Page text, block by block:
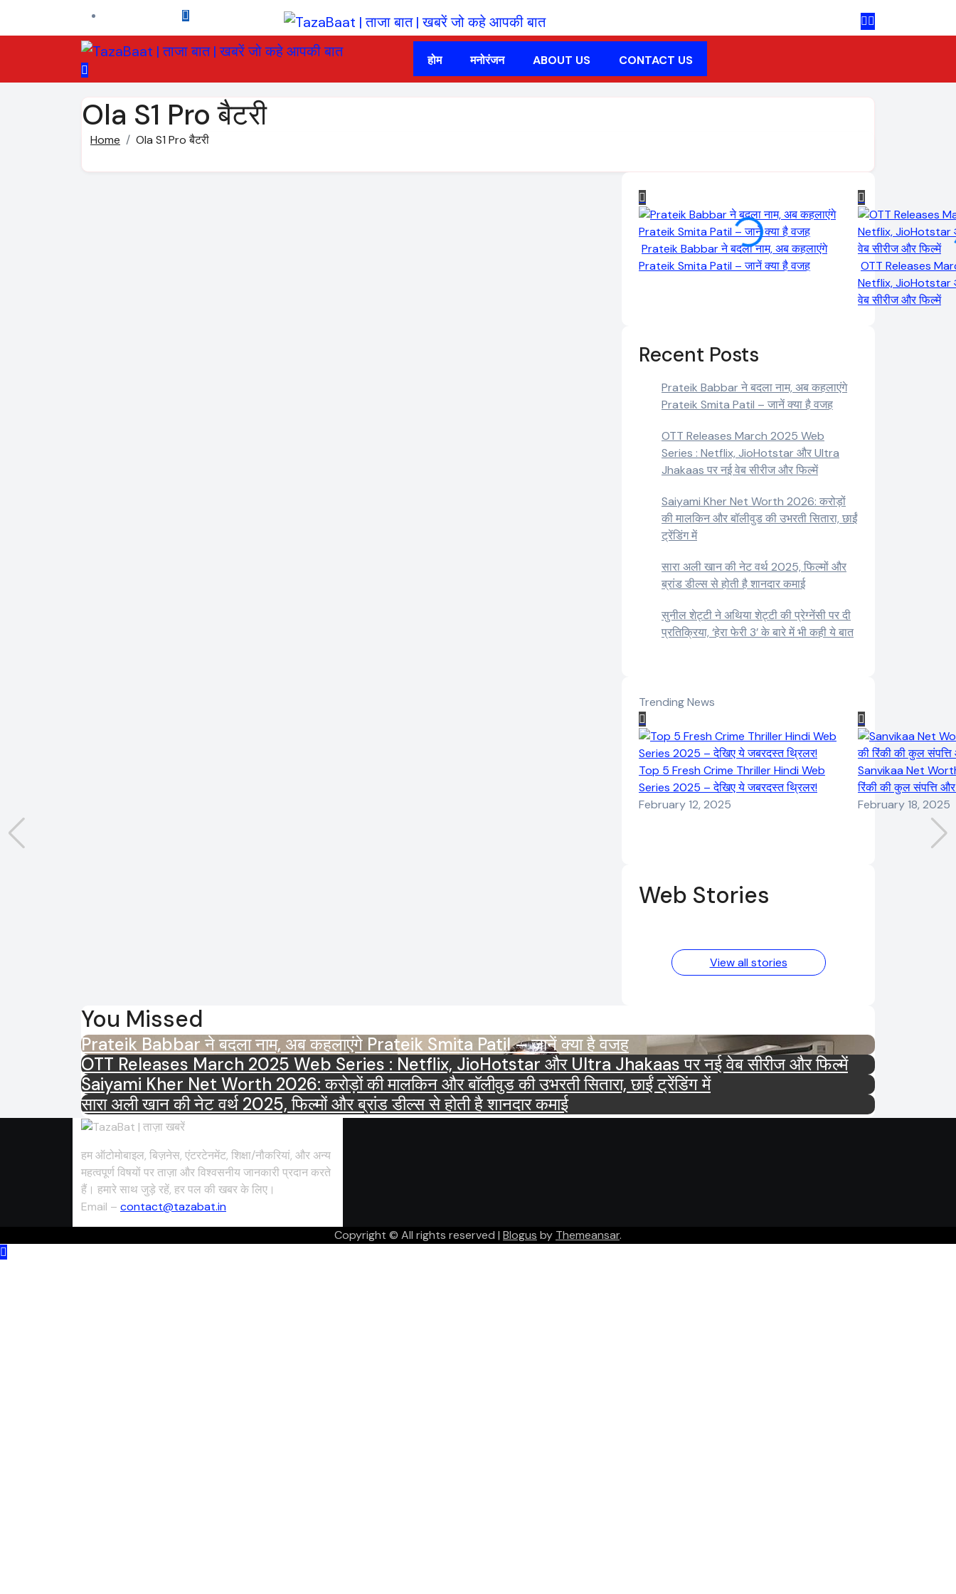
होम
मनोरंजन ABOUT US CONTACT US
Ola S1 Pro बैटरी
Home Ola S1 Pro बैटरी
Prateik Babbar ने बदला नाम, अब कहलाएंगे
Prateik Smita Patil – जानें क्या है वजह
OTT Releases
Netflix, JioHotstar
वेब सीरीज और फिल्में
Recent Posts
Prateik Babbar ने बदला नाम, अब कहलाएंगे
Prateik Smita Patil – जानें क्या है वजह
OTT Releases March 2025 Web
Series : Netflix, JioHotstar और Ultra
Jhakaas पर नई वेब सीरीज और फिल्में
Saiyami Kher Net Worth 2026: करोड़ों
की मालकिन और बॉलीवुड की उभरती सितारा, छाईं
ट्रेंडिंग में
सारा अली खान की नेट वर्थ 2025, फिल्मों और
ब्रांड डील्स से होती है शानदार कमाई
सुनील शेट्टी ने अथिया शेट्टी की प्रेग्नेंसी पर दी
प्रतिक्रिया, ‘हेरा फेरी 3’ के बारे में भी कही ये बात
Trending News
Top 5 Fresh Crime Thriller Hindi Web
Series 2025 – देखिए ये जबरदस्त थ्रिलर!
February 12, 2025
Sanvikaa Net Worth
रिंकी की कुल संपत्ति
February 18, 2025
Web Stories
Elvish Yadav:
Pooja Hegde
वर्थ 2025 तक!
View all stories
You Missed
Prateik Babbar ने बदला नाम, अब कहलाएंगे Prateik Smita Patil – जानें क्या है वजह
OTT Releases March 2025 Web Series : Netflix, JioHotstar और Ultra Jhakaas पर नई वेब सीरीज और फिल्में
Saiyami Kher Net Worth 2026: करोड़ों की मालकिन और बॉलीवुड की उभरती सितारा, छाईं ट्रेंडिंग में
सारा अली खान की नेट वर्थ 2025, फिल्मों और ब्रांड डील्स से होती है शानदार कमाई
हम ऑटोमोबाइल, बिज़नेस, एंटरटेनमेंट, शिक्षा/नौकरियां, और अन्य
महत्वपूर्ण विषयों पर ताज़ा और विश्वसनीय जानकारी प्रदान करते
हैं। हमारे साथ जुड़े रहें, हर पल की खबर के लिए।
Email – contact@tazabat.in
Copyright © All rights reserved | Blogus by Themeansar.